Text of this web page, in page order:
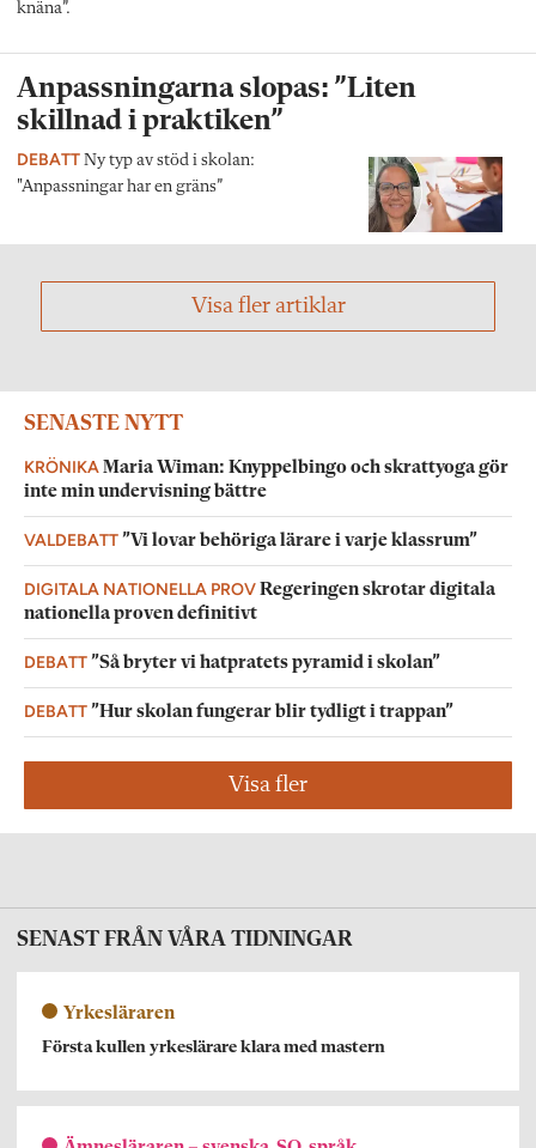
knäna”.
Anpassningarna slopas: ”Liten
skillnad i praktiken”
DEBATT Ny typ av stöd i skolan:
"Anpassningar har en gräns”
Visa fler artiklar
SENASTE NYTT
KRÖNIKA Maria Wiman: Knyppelbingo och skrattyoga gör
inte min undervisning bättre
VALDEBATT”Vi lovar behöriga lärare i varje klassrum”
DIGITALA NATIONELLA PROVRegeringen skrotar digitala
nationella proven definitivt
DEBATT”Så bryter vi hatpratets pyramid i skolan”
DEBATT”Hur skolan fungerar blir tydligt i trappan”
Visa fler
SENAST FRÅN VÅRA TIDNINGAR
Yrkesläraren
Första kullen yrkeslärare klara med mastern